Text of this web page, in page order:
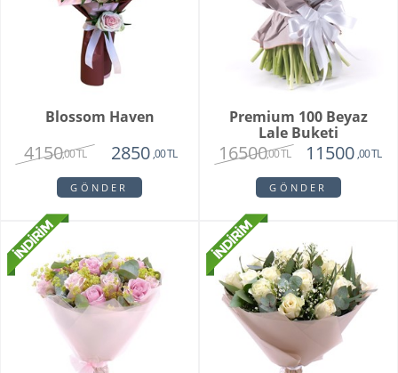
Blossom Haven
4150,00 TL 2850 ,00 TL
GÖNDER
Premium 100 Beyaz
Lale Buketi
16500,00 TL 11500 ,00 TL
GÖNDER